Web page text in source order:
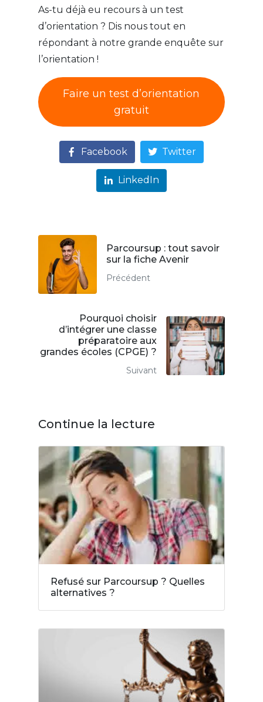
As-tu déjà eu recours à un test
d’orientation ? Dis nous tout en
répondant à notre grande enquête sur
l’orientation !
Faire un test d’orientation
gratuit
Facebook Twitter
LinkedIn
Parcoursup : tout savoir
sur la fiche Avenir
Précédent
Pourquoi choisir
d’intégrer une classe
préparatoire aux
grandes écoles (CPGE) ?
Suivant
Continue la lecture
Refusé sur Parcoursup ? Quelles
alternatives ?